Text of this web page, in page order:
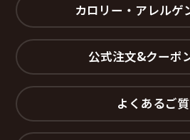
カロリー・アレルゲ
公式注文&クーポ
よくあるご